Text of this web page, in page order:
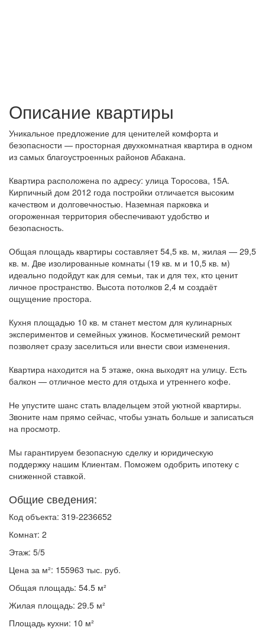
Описание квартиры
Уникальное предложение для ценителей комфорта и
безопасности — просторная двухкомнатная квартира в одном
из самых благоустроенных районов Абакана.
Квартира расположена по адресу: улица Торосова, 15А.
Кирпичный дом 2012 года постройки отличается высоким
качеством и долговечностью. Наземная парковка и
огороженная территория обеспечивают удобство и
безопасность.
Общая площадь квартиры составляет 54,5 кв. м, жилая — 29,5
кв. м. Две изолированные комнаты (19 кв. м и 10,5 кв. м)
идеально подойдут как для семьи, так и для тех, кто ценит
личное пространство. Высота потолков 2,4 м создаёт
ощущение простора.
Кухня площадью 10 кв. м станет местом для кулинарных
экспериментов и семейных ужинов. Косметический ремонт
позволяет сразу заселиться или внести свои изменения.
Квартира находится на 5 этаже, окна выходят на улицу. Есть
балкон — отличное место для отдыха и утреннего кофе.
Не упустите шанс стать владельцем этой уютной квартиры.
Звоните нам прямо сейчас, чтобы узнать больше и записаться
на просмотр.
Мы гарантируем безопасную сделку и юридическую
поддержку нашим Клиентам. Поможем одобрить ипотеку с
сниженной ставкой.
Общие сведения:
Код объекта: 319-2236652
Комнат: 2
Этаж: 5/5
Цена за м²: 155963 тыс. руб.
Общая площадь: 54.5 м²
Жилая площадь: 29.5 м²
Площадь кухни: 10 м²